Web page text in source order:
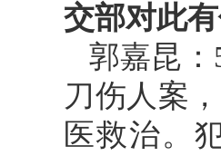
交部对此
郭嘉昆
刀伤人案
医救治。